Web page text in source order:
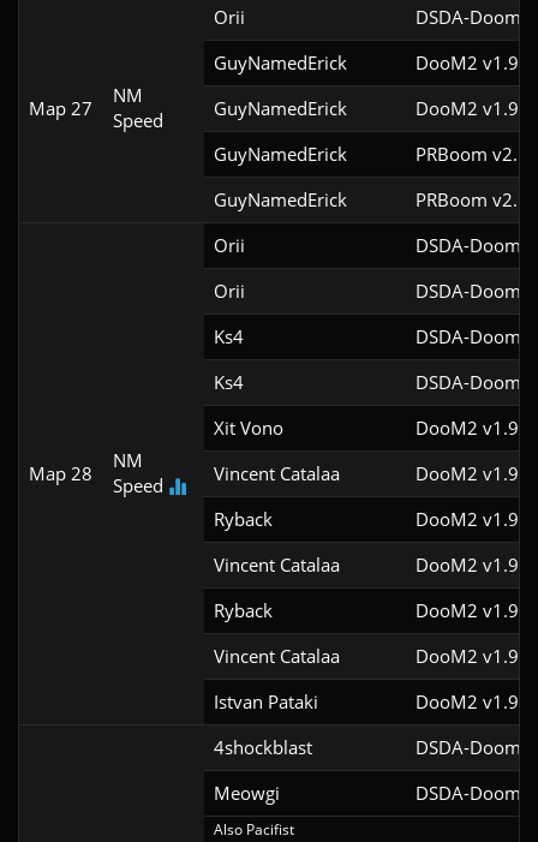
Map 27
NM
Speed
Orii
DSDA-Doom
GuyNamedErick
DooM2 v1.9f
GuyNamedErick
DooM2 v1.9f
GuyNamedErick
PRBoom
GuyNamedErick
PRBoom
Map 28
NM
Speed
Orii
DSDA-Doom
Orii
DSDA-Doom
Ks4
DSDA-Doom
Ks4
DSDA-Doom
Xit Vono
DooM2 v1.9f
Vincent Catalaa
DooM2 v1.9f
Ryback
DooM2 v1.9
Vincent Catalaa
DooM2 v1.9f
Ryback
DooM2 v1.9
Vincent Catalaa
DooM2 v1.9f
Istvan Pataki
DooM2 v1.9f
4shockblast
DSDA-Doom
Meowgi
DSDA-Doom
Also Pacifist